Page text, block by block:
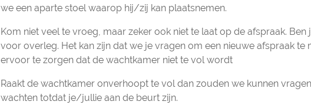
we een aparte stoel waarop hij/zij kan plaatsnemen.
Kom niet veel te vroeg, maar zeker ook niet te laat op de afspraak. Ben
voor overleg. Het kan zijn dat we je vragen om een nieuwe afspraak te
ervoor te zorgen dat de wachtkamer niet te vol wordt
Raakt de wachtkamer onverhoopt te vol dan zouden we kunnen
wachten totdat je/jullie aan de beurt zijn.